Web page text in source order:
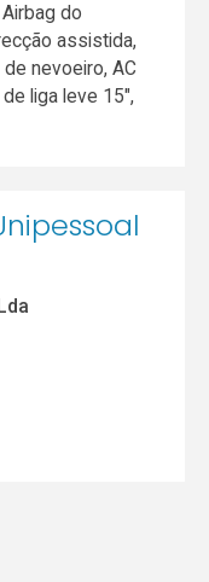
do
assistida,
nevoeiro, AC
liga leve 15",